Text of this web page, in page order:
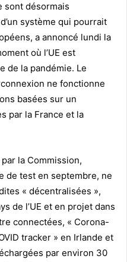
sont désormais
système qui pourrait
a annoncé lundi la
où l’UE est
de la pandémie. Le
ne fonctionne
basées sur un
par la France et la
la Commission,
de test en septembre, ne
« décentralisées »,
de l’UE et en projet dans
connectées, « Corona-
tracker » en Irlande et
par environ 30